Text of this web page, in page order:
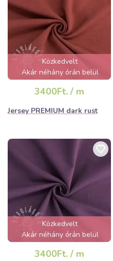
Közkedvelt
Akár néhány órán belül
elfogyhat!
3400Ft. / m
Jersey PREMIUM dark rust
Közkedvelt
Akár néhány órán belül
elfogyhat!
3400Ft. / m